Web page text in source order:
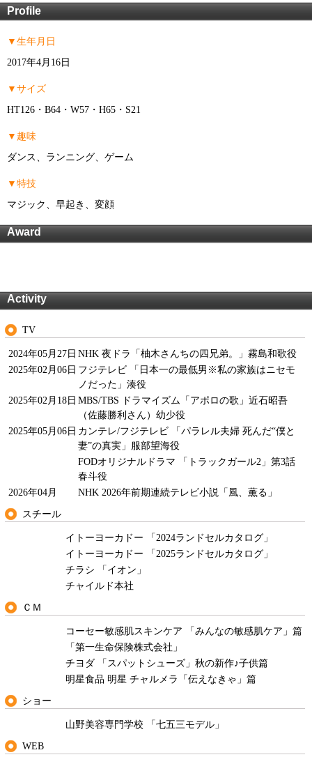
Profile
▼生年月日
2017年4月16日
▼サイズ
HT126・B64・W57・H65・S21
▼趣味
ダンス、ランニング、ゲーム
▼特技
マジック、早起き、変顔
Award
Activity
TV
2024年05月27日 NHK 夜ドラ「柚木さんちの四兄弟。」霧島和歌役
2025年02月06日 フジテレビ 「日本一の最低男※私の家族はニセモ
ノだった」湊役
2025年02月18日 MBS/TBS ドラマイズム「アポロの歌」近石昭吾
（佐藤勝利さん）幼少役
2025年05月06日 カンテレ/フジテレビ 「パラレル夫婦 死んだ“僕と
妻”の真実」服部望海役
FODオリジナルドラマ 「トラックガール2」第3話
春斗役
2026年04月
NHK 2026年前期連続テレビ小説「風、薫る」
スチール
イトーヨーカドー 「2024ランドセルカタログ」
イトーヨーカドー 「2025ランドセルカタログ」
チラシ 「イオン」
チャイルド本社
ＣＭ
コーセー敏感肌スキンケア 「みんなの敏感肌ケア」篇
「第一生命保険株式会社」
チヨダ 「スパットシューズ」秋の新作♪子供篇
明星食品 明星 チャルメラ「伝えなきゃ」篇
ショー
山野美容専門学校 「七五三モデル」
WEB